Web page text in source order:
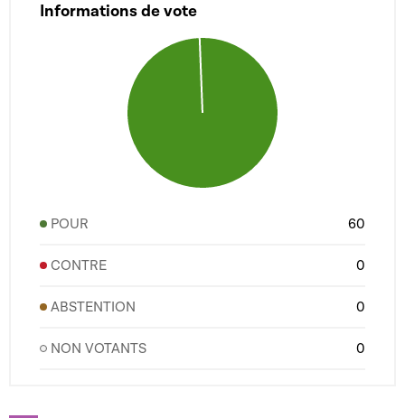
Informations de vote
POUR 60
CONTRE 0
ABSTENTION 0
NON VOTANTS 0